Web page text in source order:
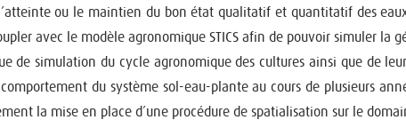
ou le maintien du bon état qualitatif et quantitatif des
avec le modèle agronomique STICS afin de pouvoir simuler
de simulation du cycle agronomique des cultures ainsi que de
du système sol-eau-plante au cours de plusieurs
la mise en place d’une procédure de spatialisation sur le